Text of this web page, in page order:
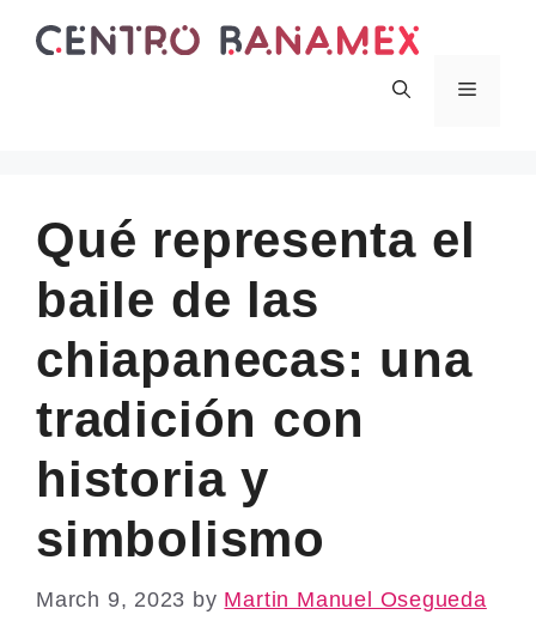
Menu
Qué representa el
baile de las
chiapanecas: una
tradición con
historia y
simbolismo
March 9, 2023 by Martin Manuel Osegueda